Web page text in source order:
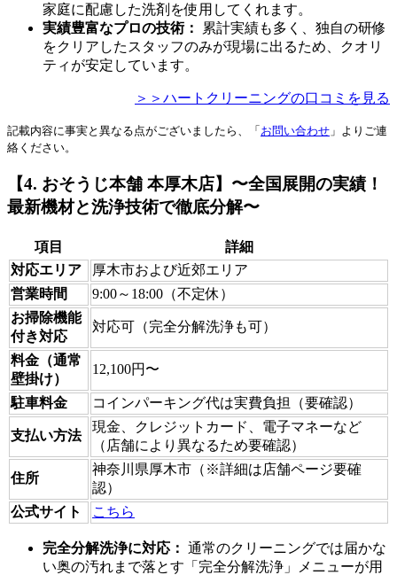
家庭に配慮した洗剤を使用してくれます。
実績豊富なプロの技術：
累計実績も多く、独自の研修
をクリアしたスタッフのみが現場に出るため、クオリ
ティが安定しています。
＞＞ハートクリーニングの口コミを見る
記載内容に事実と異なる点がございましたら、「 お問い合わせ 」よりご連
絡ください。
【4. おそうじ本舗 本厚木店】〜全国展開の実績！
最新機材と洗浄技術で徹底分解〜
項目
詳細
対応エリア
厚木市および近郊エリア
営業時間
9:00～18:00（不定休）
お掃除機能
付き対応
対応可（完全分解洗浄も可）
料金（通常
壁掛け）
12,100円〜
駐車料金 コインパーキング代は実費負担（要確認）
支払い方法
現金、クレジットカード、電子マネーなど
（店舗により異なるため要確認）
住所
神奈川県厚木市（※詳細は店舗ページ要確
認）
公式サイト
こちら
完全分解洗浄に対応： 通常のクリーニングでは届かな
い奥の汚れまで落とす「完全分解洗浄」メニューが用